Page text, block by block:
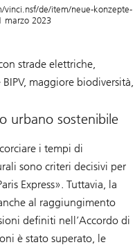
vinci.nsf/de/item/neue-konzepte-
marzo 2023
strade elettriche,
maggiore biodiversità,
urbano sostenibile
i tempi di
sono criteri decisivi per
Express». Tuttavia, la
al raggiungimento
definiti nell’Accordo di
è stato superato, le